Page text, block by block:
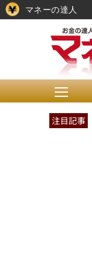
注目記事
マネーの達人